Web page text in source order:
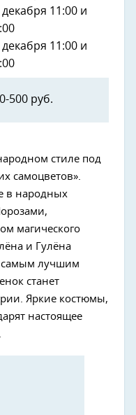
декабря 11:00 и
декабря 11:00 и
500 руб.
стиле под
самоцветов».
в народных
магического
и Гулёна
самым лучшим
станет
Яркие костюмы,
настоящее